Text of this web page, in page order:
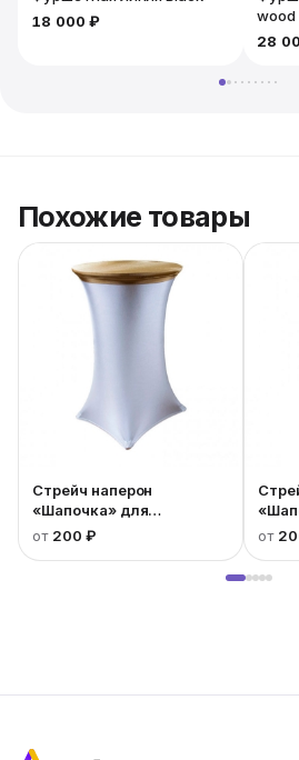
впечатление от подачи блюд и
18 000 ₽
wood
28
Похожие товары
Стрейч наперон
«Шапочка» для
коктейльного стола
от 200 ₽ от